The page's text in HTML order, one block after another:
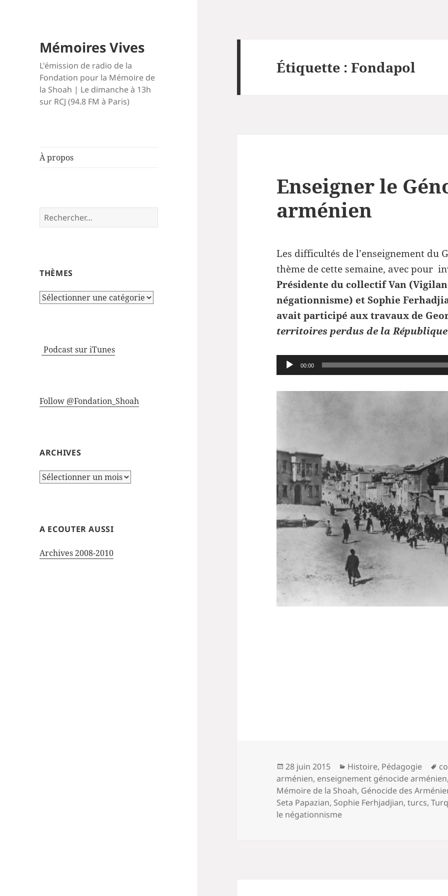
Mémoires Vives
L'émission de radio de la
Fondation pour la Mémoire de
la Shoah | Le dimanche à 13h
sur RCJ (94.8 FM à Paris)
À propos
Rechercher :
THÈMES
Thèmes
Podcast sur iTunes
Follow @Fondation_Shoah
ARCHIVES
Archives
A ECOUTER AUSSI
Archives 2008-2010
Étiquette :Fondapol
Enseigner le
arménien
Les difficultés de l’enseignement du
thème de cette semaine, avec pour
Présidente du collectif Van
négationnisme) et Sophie
avait participé aux travaux de
territoires perdus de la République
Lecteur
audio
00:00
Publié
le
28 juin 2015 Catégories
Histoire, Pédagogie
arménien, enseignement génocide arménien,
Mémoire de la Shoah, Génocide des
Seta Papazian, Sophie Ferhjadjian,turcs,
le négationnisme